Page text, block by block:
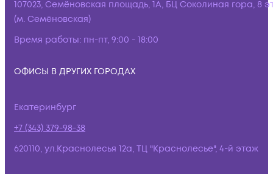
107023, Семёновская площадь, 1А, БЦ Соколиная гора, 8
(м. Семёновская)
Время работы: пн-пт, 9:00 - 18:00
ОФИСЫ В ДРУГИХ ГОРОДАХ
Екатеринбург
+7 (343) 379-98-38
620110, ул.Краснолесья 12а, ТЦ "Краснолесье", 4-й этаж